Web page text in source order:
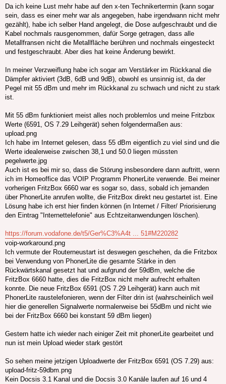
Da ich keine Lust mehr habe auf den x-ten Technikertermin (kann sogar
sein, dass es einer mehr war als angegeben, habe irgendwann nicht mehr
gezählt), habe ich selber Hand angelegt, die Dose aufgeschraubt und die
Kabel nochmals rausgenommen, dafür Sorge getragen, dass alle
Metallfransen nicht die Metallfläche berühren und nochmals eingesteckt
und festgeschraubt. Aber dies hat keine Änderung bewirkt.
In meiner Verzweiflung habe ich sogar am Verstärker im Rückkanal die
Dämpfer aktiviert (3dB, 6dB und 9dB), obwohl es unsinnig ist, da der
Pegel mit 55 dBm und mehr im Rückkanal zu schwach und nicht zu stark
ist.
Mit 55 dBm funktioniert meist alles noch problemlos und meine Fritzbox
Werte (6591, OS 7.29 Leihgerät) sehen folgendermaßen aus:
upload.png
Ich habe im Internet gelesen, dass 55 dBm eigentlich zu viel sind und die
Werte idealerweise zwischen 38,1 und 50.0 liegen müssten
pegelwerte.jpg
Auch ist es bei mir so, dass die Störung insbesondere dann auftritt, wenn
ich im Homeoffice das VOIP Programm PhonerLite verwende. Bei meiner
vorherigen FritzBox 6660 war es sogar so, dass, sobald ich jemanden
über PhonerLite anrufen wollte, die FritzBox direkt neu gestartet ist. Eine
Lösung habe ich erst hier finden können (in Internet / Filter/ Priorisierung
den Eintrag "Internettelefonie" aus Echtzeitanwendungen löschen).
https://forum.vodafone.de/t5/Ger%C3%A4t ... 51#M220282
voip-workaround.png
Ich vermute der Routerneustart ist deswegen geschehen, da die Fritzbox
bei Verwendung von PhonerLite die gesamte Stärke in den
Rückwärtskanal gesetzt hat und aufgrund der 59dBm, welche die
FritzBox 6660 hatte, dies die FritzBox nicht mehr aufrecht erhalten
konnte. Die neue FritzBox 6591 (OS 7.29 Leihgerät) kann auch mit
PhonerLite raustelefonieren, wenn der Filter drin ist (wahrscheinlich weil
hier die generellen Signalwerte normalerweise bei 55dBm und nicht wie
bei der FritzBox 6660 bei konstant 59 dBm liegen)
Gestern hatte ich wieder nach einiger Zeit mit phonerLite gearbeitet und
nun ist mein Upload wieder stark gestört
So sehen meine jetzigen Uploadwerte der FritzBox 6591 (OS 7.29) aus:
upload-fritz-59dbm.png
Kein Docsis 3.1 Kanal und die Docsis 3.0 Kanäle laufen auf 16 und 4